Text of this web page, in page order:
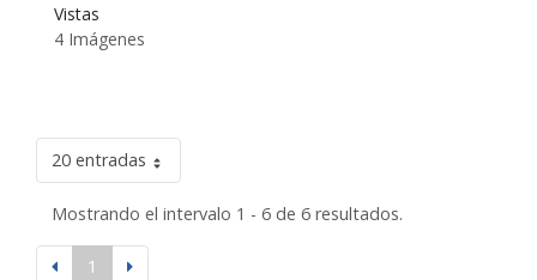
Vistas
4 Imágenes
20 entradas
Mostrando el intervalo 1 - 6 de 6 resultados.
1